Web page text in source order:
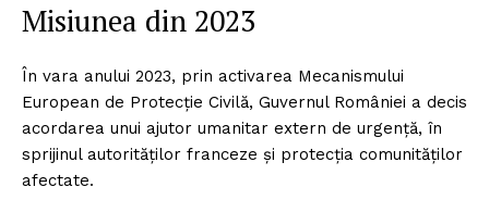
Misiunea din 2023
În vara anului 2023, prin activarea Mecanismului
European de Protecție Civilă, Guvernul României a decis
acordarea unui ajutor umanitar extern de urgență, în
sprijinul autorităților franceze și protecția comunităților
afectate.